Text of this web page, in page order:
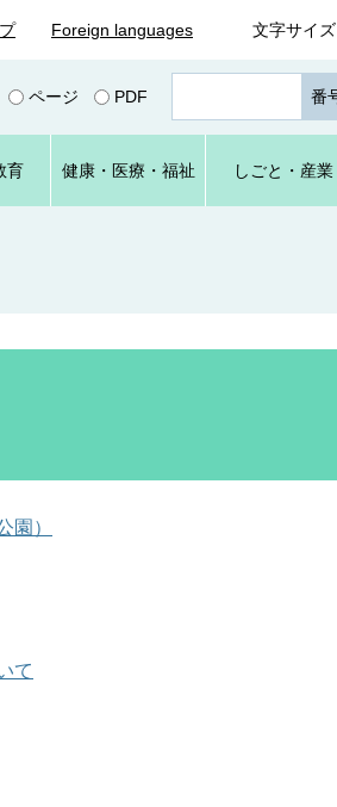
Foreign languages 文字サイズ
ページ PDF
ジ
番
号
を
育 健康・ 医療・ 福祉 しごと ・産業
園）
て